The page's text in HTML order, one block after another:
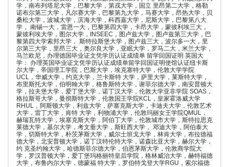
学，南布列塔尼大学，巴黎大学，第戎大学，国立 里昂第二大学，格勒
诺布尔第三大学，凡尔赛大学，巴黎第九大学，马赛大学，昂热大学，贝
桑松大学，波城大学，滨海大学，科西嘉大学，尼斯大学，巴黎第八大
学， 南锡一大，雷恩一大，巴黎第四大学，卡昂大学，蒙彼利埃三大，
蒙彼利埃大学，图尔大学，INSEEC，图卢兹大学，图卢兹第三大学，巴
黎第四大学索邦大学， 斯特拉斯堡大学，图卢兹三大，波尔多一大，里
尔第三大学，里昂三大，奥尔良大学，亚眠大学，罗马二大，米兰大学，
马兰欧尼，办理德国毕业证文凭学历认证成绩单 留学回国证明 英国大
学： 办理英国毕业证文凭学历认证成绩单留学回国证明使馆认证纽卡斯
尔大学，帝国理工学院，巴斯大学，埃克塞特大学，伦敦大学学院
UCL，华威大学，约克大学，兰卡斯特 大学，萨里大学，莱斯特大学，
布里斯托大学，伯明翰大学，格鲁斯特大学，谢菲尔德大学，南安普顿大
学，拉夫堡大学，爱丁堡大学，诺丁汉大学，伦敦大学亚非学院 SOAS，
格拉斯哥大学，曼彻斯特大学，伦敦国王学院KCL，皇家霍洛威大学
RHUL，阿斯顿大学，利兹大学，萨塞克斯大学，卡迪夫大学，伦敦艺术
大学，雷丁大学，肯特 大学，利物浦大学，伦敦玛丽女王学院QMUL，
赫瑞瓦特大学，埃塞克斯大学，阿伯丁大学，伦敦城市大学，斯特拉思克
莱德大学，基尔大学，考文垂大学，斯旺西大学， 邓迪大学，阿伯泰大
学，切斯特大学，朴茨茅斯大学，威尔士班戈大学，林肯大学，布拉德福
德大学，北安普顿大学，诺丁汉特伦特大学，诺森比亚大学，赫尔大学，
约 克圣约翰大学，哈德斯菲尔德大学，伯恩茅斯大学，伦敦商学院大
学，罗汉普顿大学，爱丁堡玛格丽特皇后学院，格林威治大学，赫特福德
大学，布鲁内尔大学，德蒙福 特大学，罗伯特戈登大学RGU，索尔福德